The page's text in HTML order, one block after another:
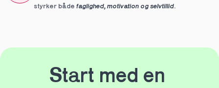
styrker både faglighed, motivation og selvtillid.
Start med en